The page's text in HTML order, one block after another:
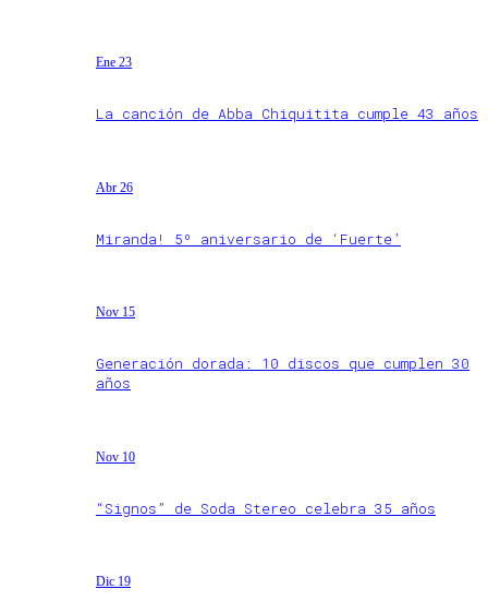
Ene 23
La canción de Abba Chiquitita cumple 43 años
Abr 26
Miranda! 5º aniversario de ‘Fuerte’
Nov 15
Generación dorada: 10 discos que cumplen 30
años
Nov 10
“Signos” de Soda Stereo celebra 35 años
Dic 19